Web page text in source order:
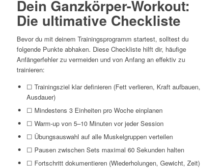
Dein Ganzkörper-Workout:
Die ultimative Checkliste
Bevor du mit deinem Trainingsprogramm startest, solltest du
folgende Punkte abhaken. Diese Checkliste hilft dir, häufige
Anfängerfehler zu vermeiden und von Anfang an effektiv zu
trainieren:
☐ Trainingsziel klar definieren (Fett verlieren, Kraft aufbauen,
Ausdauer)
☐ Mindestens 3 Einheiten pro Woche einplanen
☐ Warm-up von 5–10 Minuten vor jeder Session
☐ Übungsauswahl auf alle Muskelgruppen verteilen
☐ Pausen zwischen Sets maximal 60 Sekunden halten
☐ Fortschritt dokumentieren (Wiederholungen, Gewicht, Zeit)